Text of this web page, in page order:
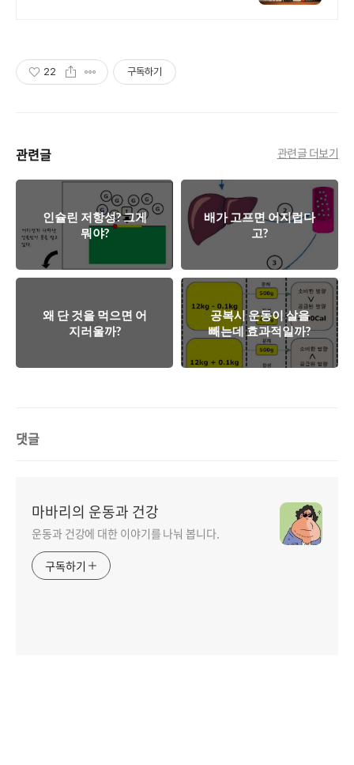
22 구독하기
관련글 관련글 더보기
인슐린 저항성? 그게
뭐야?
배가 고프면 어지럽다
고?
왜 단 것을 먹으면 어
지러울까?
공복시 운동이 살을
빼는데 효과적일까?
댓글
마바리의 운동과 건강
운동과 건강에 대한 이야기를 나눠 봅니다.
구독하기